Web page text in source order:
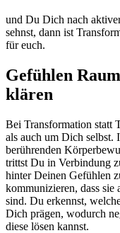
und Du Dich nach
sehnst, dann ist
für euch.
Gefühlen
klären
Bei Transformation statt
als auch um Dich selbst.
berührenden
trittst Du in Verbindung
hinter Deinen Gefühlen
kommunizieren, dass sie
sind. Du erkennst,
Dich prägen, wodurch
diese lösen kannst.